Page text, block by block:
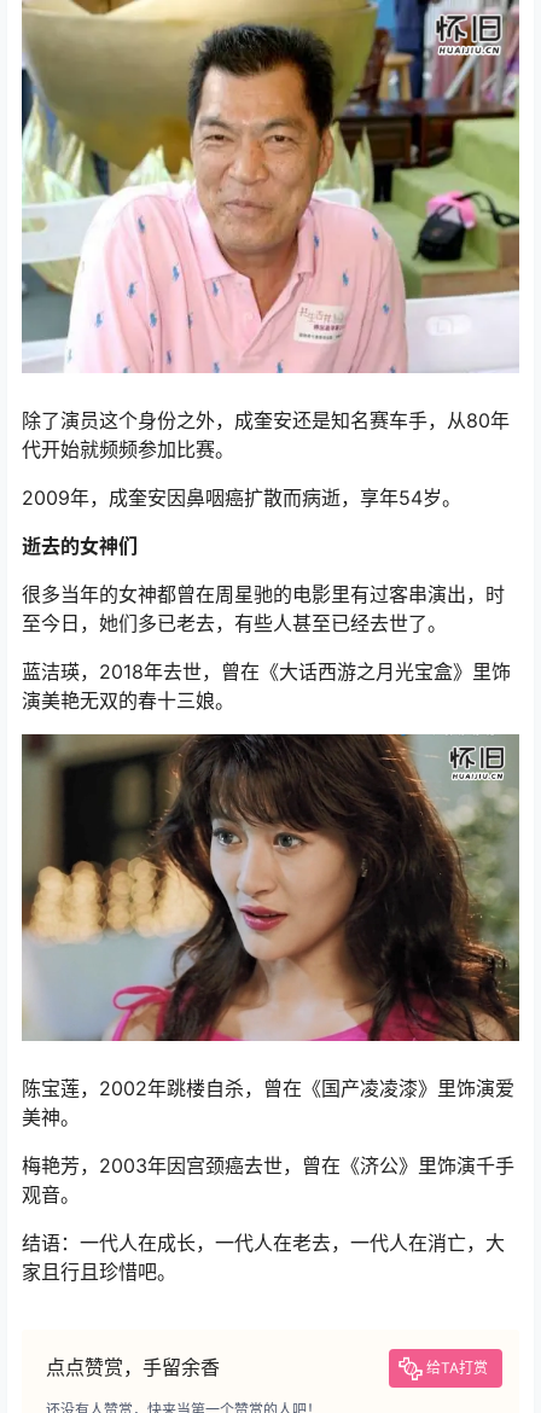
除了演员这个身份之外，成奎安还是知名赛车手，从80年
代开始就频频参加比赛。
2009年，成奎安因鼻咽癌扩散而病逝，享年54岁。
逝去的女神们
很多当年的女神都曾在周星驰的电影里有过客串演出，时
至今日，她们多已老去，有些人甚至已经去世了。
蓝洁瑛，2018年去世，曾在《大话西游之月光宝盒》里饰
演美艳无双的春十三娘。
陈宝莲，2002年跳楼自杀，曾在《国产凌凌漆》里饰演爱
美神。
梅艳芳，2003年因宫颈癌去世，曾在《济公》里饰演千手
观音。
结语：一代人在成长，一代人在老去，一代人在消亡，大
家且行且珍惜吧。
点点赞赏，手留余香 给TA打赏